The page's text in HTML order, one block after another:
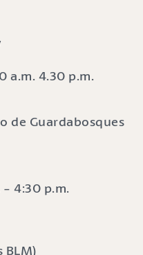
a.m. 4.30 p.m.
de Guardabosques
- 4:30 p.m.
BLM)